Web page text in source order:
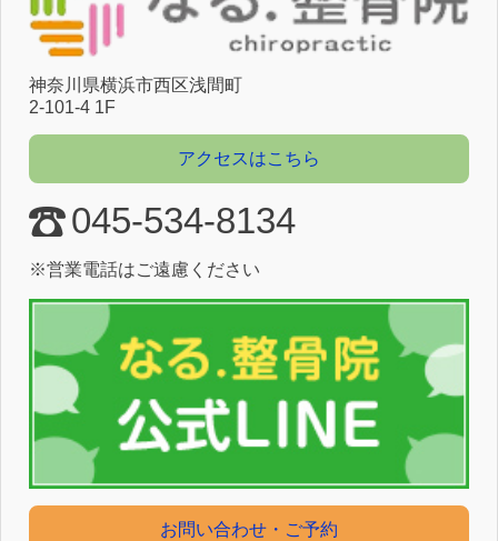
神奈川県横浜市⻄区浅間町
2-101-4 1F
アクセスはこちら
045-534-8134
※営業電話はご遠慮ください
お問い合わせ・ご予約